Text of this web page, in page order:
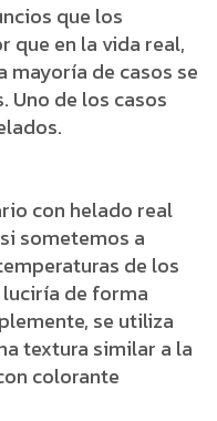
que los
que en la vida real,
mayoría de casos se
de los casos
con helado real
sometemos a
de los
de forma
se utiliza
textura similar a la
colorante